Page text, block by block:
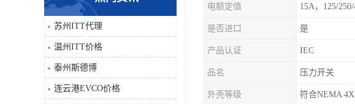
科比
三菱
DRPAG
苏州ITT代理
温州ITT价格
泰州斯德博
连云港EVCO价格
电额定值
是否进口 是
产品认证 IEC
品名 压力开关
外壳等级 符合NEMA